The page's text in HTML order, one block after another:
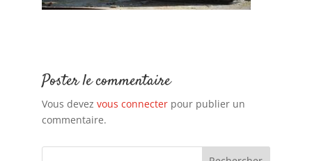
Poster le commentaire
Vous devez vous connecterpour publier un
commentaire.